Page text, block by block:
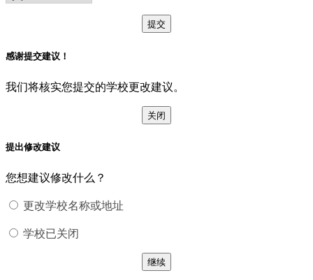
提交
感谢提交建议！
我们将核实您提交的学校更改建议。
关闭
提出修改建议
您想建议修改什么？
更改学校名称或地址
学校已关闭
继续